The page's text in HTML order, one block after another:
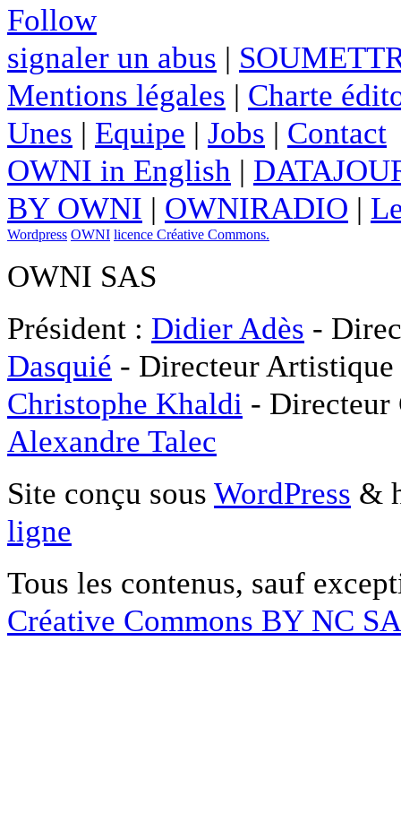
Follow
signaler un abus |
Mentions légales | Charte
Unes | Equipe | Jobs | Contact
OWNI in English |
BY OWNI | OWNIRADIO |
Wordpress OWNI licence Créative Commons.
OWNI SAS
Président : Didier Adès -
Dasquié - Directeur
Christophe Khaldi -
Alexandre Talec
Site conçu sous WordPress &
ligne
Tous les contenus, sauf
Créative Commons BY NC SA